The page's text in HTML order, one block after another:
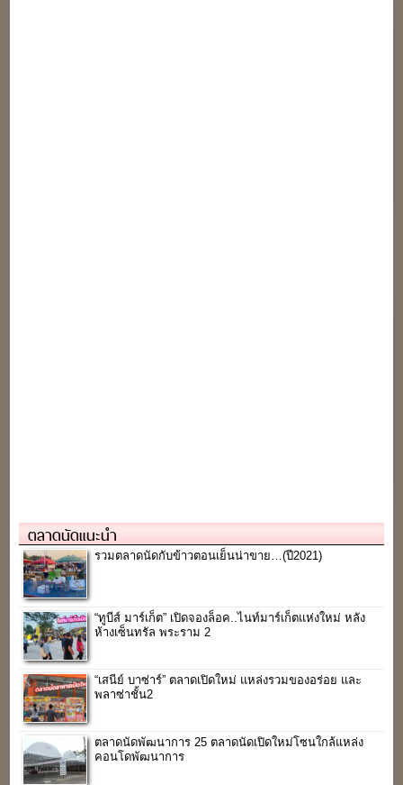
ตลาดนัดแนะนำ
รวมตลาดนัดกับข้าวตอนเย็นน่าขาย…(ปี2021)
“ทูบีส์ มาร์เก็ต” เปิดจองล็อค..ไนท์มาร์เก็ตแห่งใหม่ หลัง
ห้างเซ็นทรัล พระราม 2
“เสนีย์ บาซ่าร์” ตลาดเปิดใหม่ แหล่งรวมของอร่อย และ
พลาซ่าชั้น2
ตลาดนัดพัฒนาการ 25 ตลาดนัดเปิดใหม่โซนใกล้แหล่ง
คอนโดพัฒนาการ